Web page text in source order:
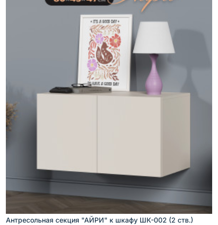
Антресольная секция "АЙРИ" к шкафу ШК-002 (2 ств.)